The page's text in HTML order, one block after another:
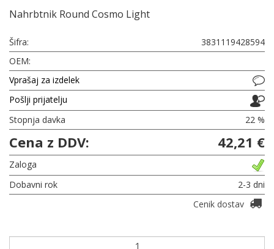
Nahrbtnik Round Cosmo Light
Šifra:
3831119428594
OEM:
Vprašaj za izdelek
Pošlji prijatelju
Stopnja davka
22 %
Cena z DDV: 42,21 €
Zaloga
Dobavni rok
2-3 dni
Cenik dostav